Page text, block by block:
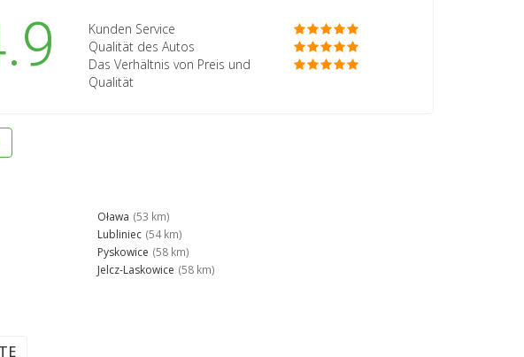
Kunden Service
Qualität des Autos
Das Verhältnis von Preis und
Qualität
Oława (53 km)
Lubliniec (54 km)
Pyskowice (58 km)
Jelcz-Laskowice (58 km)